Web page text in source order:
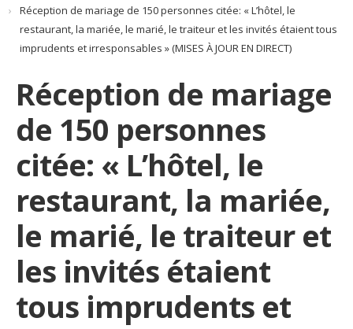
Réception de mariage de 150 personnes citée: « L’hôtel, le
restaurant, la mariée, le marié, le traiteur et les invités étaient tous
imprudents et irresponsables » (MISES À JOUR EN DIRECT)
Réception de mariage
de 150 personnes
citée: « L’hôtel, le
restaurant, la mariée,
le marié, le traiteur et
les invités étaient
tous imprudents et